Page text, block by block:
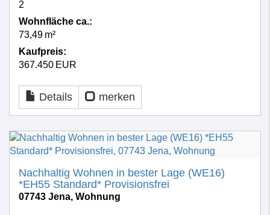
2
Wohnfläche ca.:
73,49 m²
Kaufpreis:
367.450 EUR
Details merken
Nachhaltig Wohnen in bester Lage (WE16)
*EH55 Standard* Provisionsfrei
07743 Jena, Wohnung